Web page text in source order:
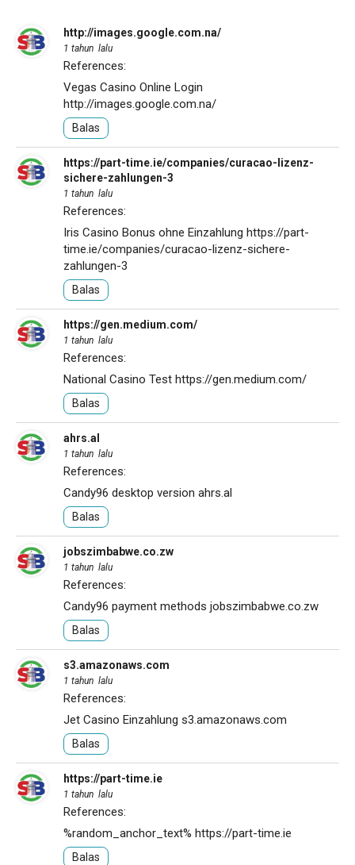
http://images.google.com.na/
1 tahun lalu
References:
Vegas Casino Online Login
http://images.google.com.na/
Balas
https://part-time.ie/companies/curacao-lizenz-
sichere-zahlungen-3
1 tahun lalu
References:
Iris Casino Bonus ohne Einzahlung https://part-
time.ie/companies/curacao-lizenz-sichere-
zahlungen-3
Balas
https://gen.medium.com/
1 tahun lalu
References:
National Casino Test https://gen.medium.com/
Balas
ahrs.al
1 tahun lalu
References:
Candy96 desktop version ahrs.al
Balas
jobszimbabwe.co.zw
1 tahun lalu
References:
Candy96 payment methods jobszimbabwe.co.zw
Balas
s3.amazonaws.com
1 tahun lalu
References:
Jet Casino Einzahlung s3.amazonaws.com
Balas
https://part-time.ie
1 tahun lalu
References:
%random_anchor_text% https://part-time.ie
Balas